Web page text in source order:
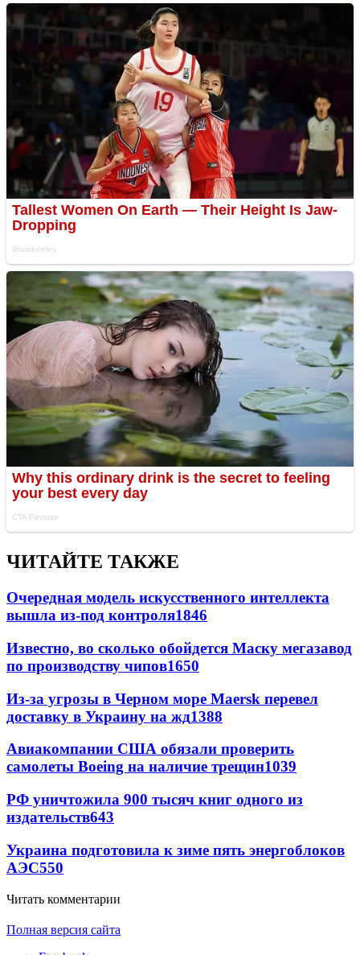
ЧИТАЙТЕ ТАКЖЕ
Очередная модель искусственного интеллекта
вышла из-под контроля1846
Известно, во сколько обойдется Маску мегазавод
по производству чипов1650
Из-за угрозы в Черном море Maersk перевел
доставку в Украину на жд1388
Авиакомпании США обязали проверить
самолеты Boeing на наличие трещин1039
РФ уничтожила 900 тысяч книг одного из
издательств643
Украина подготовила к зиме пять энергоблоков
АЭС550
Читать комментарии
Полная версия сайта